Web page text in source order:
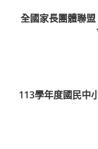
全國家長團體聯
113學年度國民中